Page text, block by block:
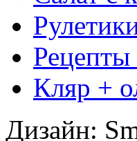
Рецепты
Кляр +
Дизайн: